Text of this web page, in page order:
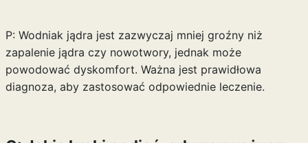
P: Wodniak jądra jest zazwyczaj mniej groźny niż
zapalenie jądra czy nowotwory, jednak może
powodować dyskomfort. Ważna jest prawidłowa
diagnoza, aby zastosować odpowiednie leczenie.